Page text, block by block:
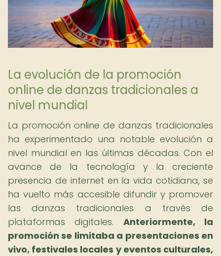
La evolución de la promoción
online de danzas tradicionales a
nivel mundial
La promoción online de danzas tradicionales
ha experimentado una notable evolución a
nivel mundial en las últimas décadas. Con el
avance de la tecnología y la creciente
presencia de internet en la vida cotidiana, se
ha vuelto más accesible difundir y promover
las danzas tradicionales a través de
plataformas digitales. Anteriormente, la
promoción se limitaba a presentaciones en
vivo, festivales locales y eventos culturales,